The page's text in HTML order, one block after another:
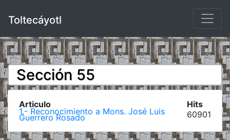
Toltecáyotl
Sección 55
Articulo Hits
1.- Reconocimiento a Mons. José Luis
Guerrero Rosado 60901